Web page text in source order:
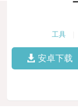
工具
安卓下载